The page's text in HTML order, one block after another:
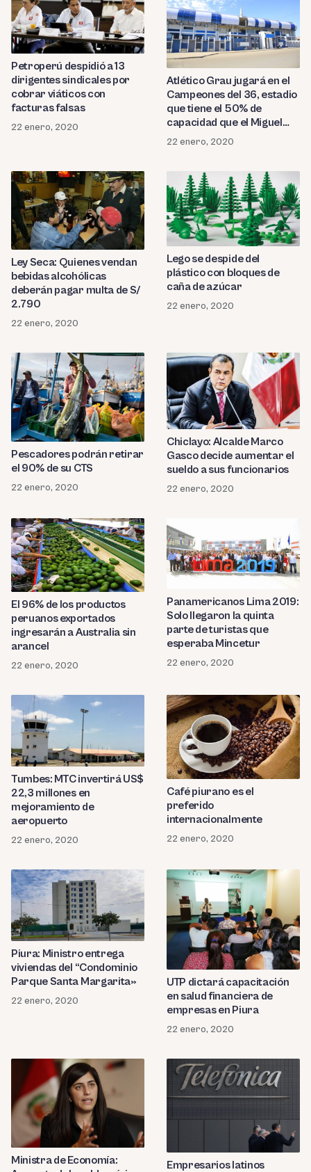
Petroperú despidió a 13
dirigentes sindicales por
cobrar viáticos con
facturas falsas
22 enero, 2020
Atlético Grau jugará en el
Campeones del 36, estadio
que tiene el 50% de
capacidad que el Miguel
Grau
22 enero, 2020
Ley Seca: Quienes vendan
bebidas alcohólicas
deberán pagar multa de S/
2.790
22 enero, 2020
Lego se despide del
plástico con bloques de
caña de azúcar
22 enero, 2020
Pescadores podrán retirar
el 90% de su CTS
22 enero, 2020
Chiclayo: Alcalde Marco
Gasco decide aumentar el
sueldo a sus funcionarios
22 enero, 2020
El 96% de los productos
peruanos exportados
ingresarán a Australia sin
arancel
22 enero, 2020
Panamericanos Lima 2019:
Solo llegaron la quinta
parte de turistas que
esperaba Mincetur
22 enero, 2020
Tumbes: MTC invertirá US$
22,3 millones en
mejoramiento de
aeropuerto
22 enero, 2020
Café piurano es el
preferido
internacionalmente
22 enero, 2020
Piura: Ministro entrega
viviendas del “Condominio
Parque Santa Margarita»
22 enero, 2020
UTP dictará capacitación
en salud financiera de
empresas en Piura
22 enero, 2020
Ministra de Economía:
Empresarios latinos